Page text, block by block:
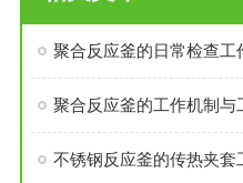
聚合反应釜的日常检查工
聚合反应釜的工作机制与
不锈钢反应釜的传热夹套